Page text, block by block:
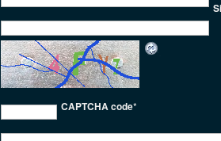
CAPTCHA code*